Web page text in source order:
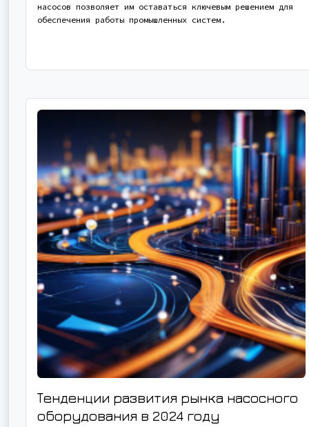
насосов позволяет им оставаться ключевым решением для
обеспечения работы промышленных систем.
Тенденции развития рынка насосного
оборудования в 2024 году